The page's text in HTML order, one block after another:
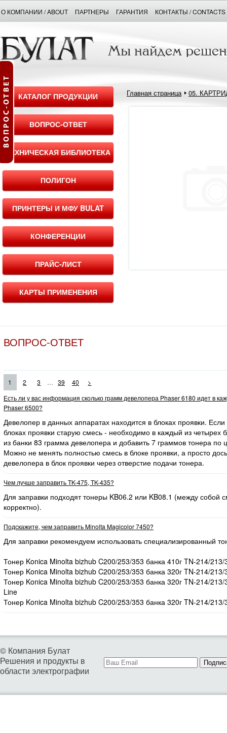
О КОМПАНИИ / ABOUT ПАРТНЕРЫ ГАРАНТИЯ КОНТАКТЫ / CONTACTS
КАТАЛОГ ПРОДУКЦИИ
ВОПРОС-ОТВЕТ
ТЕХНИЧЕСКАЯ БИБЛИОТЕКА
ПОЛИГОН
ПРИНТЕРЫ И МФУ BULAT
КОНФЕРЕНЦИИ
ПРАЙС-ЛИСТ
КАРТЫ ПРИМЕНЕНИЯ
Главная страница 05.
ВОПРОС-ОТВЕТ
1 2 3 ... 39 40
>
Есть ли у вас информация сколько грамм девелопера Phaser 6180 идет в
Phaser 6500?
Девелопер в данных аппаратах находится в блоках проявки.
блоках проявки старую смесь - необходимо в каждый из четырех
из банки 83 грамма девелопера и добавить 7 граммов тонера по
Можно не менять полностью смесь в блоке проявки, а просто
девелопера в блок проявки через отверстие подачи тонера.
Чем лучше заправить TK-475, TK-435?
Для заправки подходят тонеры KB06.2 или KB08.1 (между собой
корректно).
Подскажите, чем заправить Minolta Magicolor 7450?
Для заправки рекомендуем использовать специализированный
Тонер Konica Minolta bizhub C200/253/353 банка 410г TN-214/
Тонер Konica Minolta bizhub C200/253/353 банка 320г TN-214/
Тонер Konica Minolta bizhub C200/253/353 банка 320г TN-214/
Line
Тонер Konica Minolta bizhub C200/253/353 банка 320г TN-214/
© Компания Булат
Решения и продукты в
области электрографии